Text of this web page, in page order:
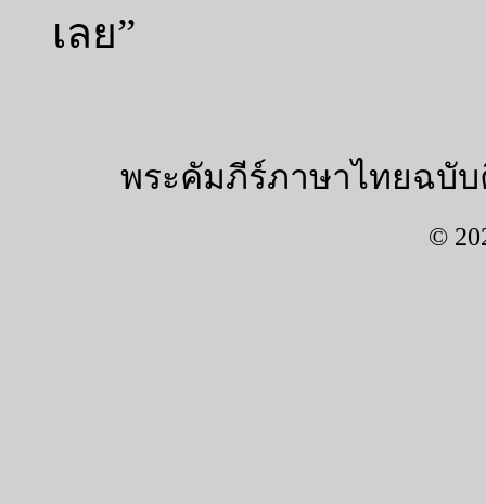
เลย”
พระคัมภีร์ภาษาไทยฉบับ
©